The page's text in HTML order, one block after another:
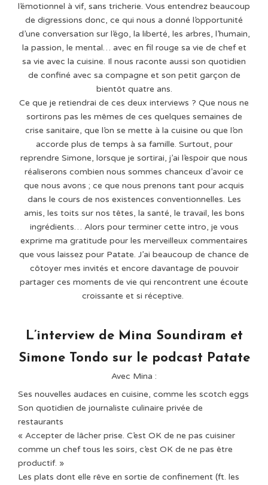
l’émotionnel à vif, sans tricherie. Vous entendrez beaucoup
de digressions donc, ce qui nous a donné l’opportunité
d’une conversation sur l’égo, la liberté, les arbres, l’humain,
la passion, le mental… avec en fil rouge sa vie de chef et
sa vie avec la cuisine. Il nous raconte aussi son quotidien
de confiné avec sa compagne et son petit garçon de
bientôt quatre ans.
Ce que je retiendrai de ces deux interviews ? Que nous ne
sortirons pas les mêmes de ces quelques semaines de
crise sanitaire, que l’on se mette à la cuisine ou que l’on
accorde plus de temps à sa famille. Surtout, pour
reprendre Simone, lorsque je sortirai, j’ai l’espoir que nous
réaliserons combien nous sommes chanceux d’avoir ce
que nous avons ; ce que nous prenons tant pour acquis
dans le cours de nos existences conventionnelles. Les
amis, les toits sur nos têtes, la santé, le travail, les bons
ingrédients… Alors pour terminer cette intro, je vous
exprime ma gratitude pour les merveilleux commentaires
que vous laissez pour Patate. J’ai beaucoup de chance de
côtoyer mes invités et encore davantage de pouvoir
partager ces moments de vie qui rencontrent une écoute
croissante et si réceptive.
L’interview de Mina Soundiram et
Simone Tondo sur le podcast Patate
Avec Mina :⁠
Ses nouvelles audaces en cuisine, comme les scotch eggs⁠
Son quotidien de journaliste culinaire privée de
restaurants⁠
« Accepter de lâcher prise. C’est OK de ne pas cuisiner
comme un chef tous les soirs, c’est OK de ne pas être
productif. »⁠
Les plats dont elle rêve en sortie de confinement (ft. les